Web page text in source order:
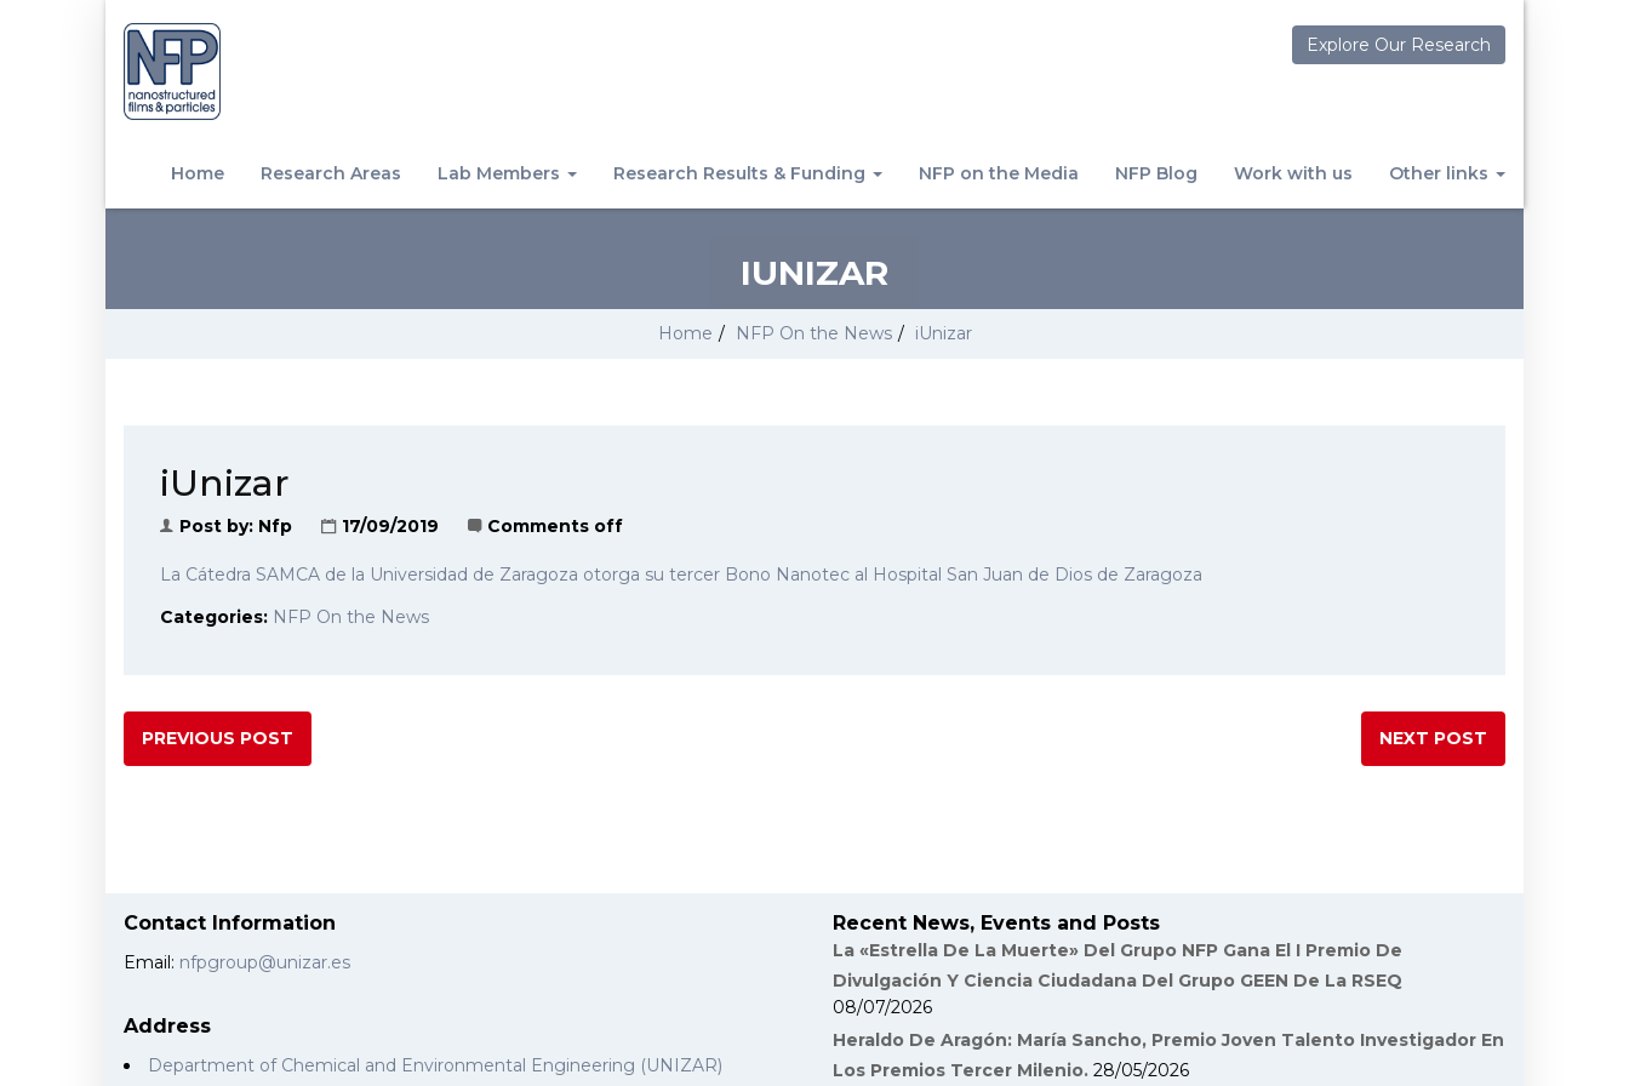
Explore Our Research
Home Research Areas Lab Members Research Results & Funding NFP on the Media NFP Blog Work with us Other links
IUNIZAR
Home / NFP On the News / iUnizar
iUnizar
Post by: Nfp 17/09/2019 Comments off
La Cátedra SAMCA de la Universidad de Zaragoza otorga su tercer Bono Nanotec al Hospital San Juan de Dios de Zaragoza
Categories: NFP On the News
PREVIOUS POST NEXT POST
Contact Information
Email: nfpgroup@unizar.es
Address
Department of Chemical and Environmental Engineering (UNIZAR)
Recent News, Events and Posts
La «Estrella De La Muerte» Del Grupo NFP Gana El I Premio De
Divulgación Y Ciencia Ciudadana Del Grupo GEEN De La RSEQ
08/07/2026
Heraldo De Aragón: María Sancho, Premio Joven Talento Investigador En
Los Premios Tercer Milenio. 28/05/2026